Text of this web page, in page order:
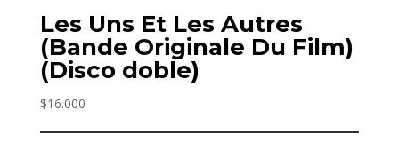
Les Uns Et Les Autres
(Bande Originale Du Film)
(Disco doble)
$16.000